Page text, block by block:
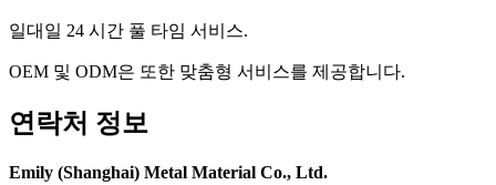
일대일 24 시간 풀 타임 서비스.
OEM 및 ODM은 또한 맞춤형 서비스를 제공합니다.
연락처 정보
Emily (Shanghai) Metal Material Co., Ltd.